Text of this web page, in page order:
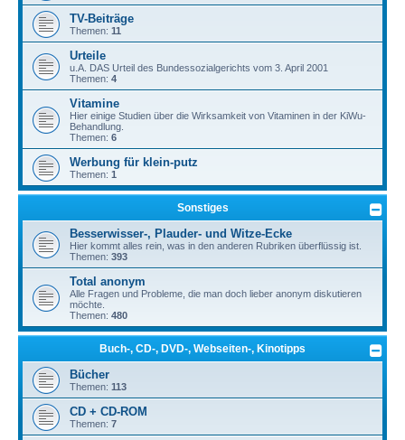
TV-Beiträge
Themen: 11
Urteile
u.A. DAS Urteil des Bundessozialgerichts vom 3. April 2001
Themen: 4
Vitamine
Hier einige Studien über die Wirksamkeit von Vitaminen in der KiWu-
Behandlung.
Themen: 6
Werbung für klein-putz
Themen: 1
Sonstiges
Besserwisser-, Plauder- und Witze-Ecke
Hier kommt alles rein, was in den anderen Rubriken überflüssig ist.
Themen: 393
Total anonym
Alle Fragen und Probleme, die man doch lieber anonym diskutieren
möchte.
Themen: 480
Buch-, CD-, DVD-, Webseiten-, Kinotipps
Bücher
Themen: 113
CD + CD-ROM
Themen: 7